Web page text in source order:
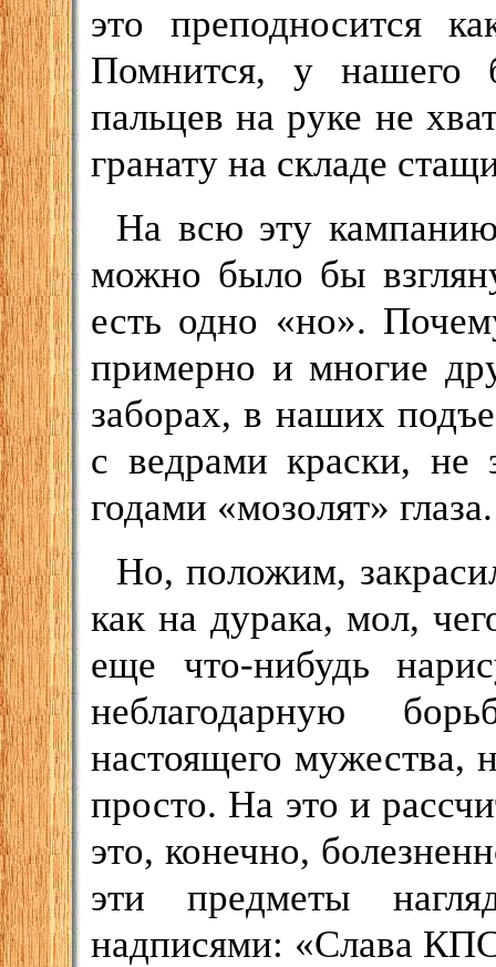
это преподносится
Помнится, у нашего
пальцев на руке не
гранату на складе
На всю эту
можно было бы
есть одно «но».
примерно и многие
заборах, в наших
с ведрами краски, не
годами «мозолят» глаза.
Но, положим,
как на дурака, мол,
еще что-нибудь
неблагодарную
настоящего мужества,
просто. На это и
это, конечно,
эти предметы
надписями: «Слава